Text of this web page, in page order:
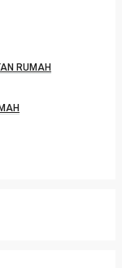
RUMAH